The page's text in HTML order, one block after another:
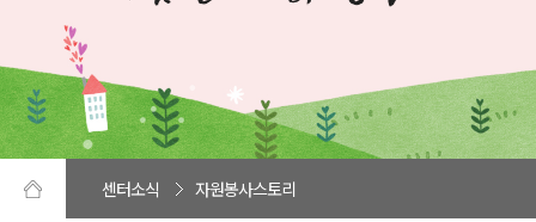
센터소식 자원봉사스토리